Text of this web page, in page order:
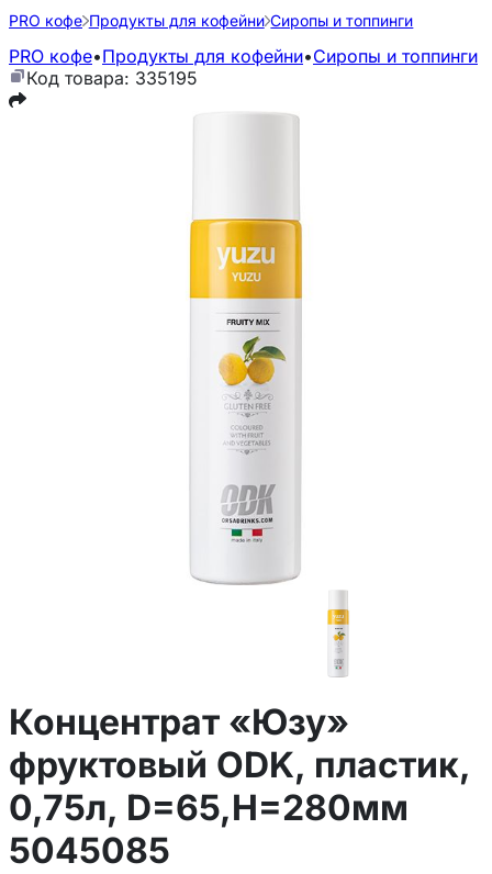
PRO кофе Продукты для кофейни Сиропы и топпинги
PRO кофе•Продукты для кофейни•Сиропы и топпинги
Код товара: 335195
Концентрат «Юзу»
фруктовый ODK, пластик,
0,75л, D=65,H=280мм
5045085